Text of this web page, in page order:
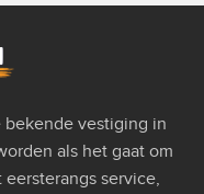
bekende vestiging in
als het gaat om
service,